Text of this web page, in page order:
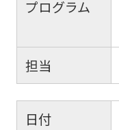
プログラム
担当
日付